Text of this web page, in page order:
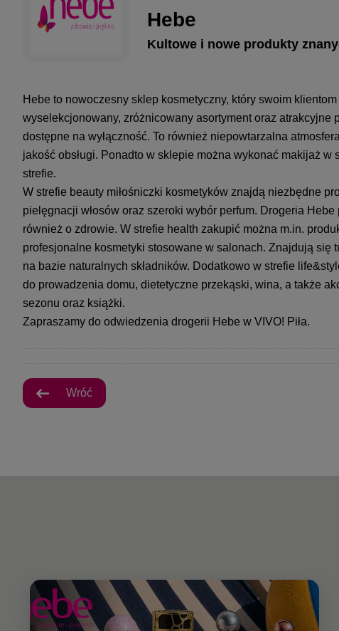
Hebe
Kultowe i nowe produkty
Hebe to nowoczesny sklep kosmetyczny, który swoim
wyselekcjonowany, zróżnicowany asortyment oraz atrakcyjne
dostępne na wyłączność. To również niepowtarzalna
jakość obsługi. Ponadto w sklepie można wykonać makijaż
strefie.
W strefie beauty miłośniczki kosmetyków znajdą niezbędne
pielęgnacji włosów oraz szeroki wybór perfum. Drogeria
również o zdrowie. W strefie health zakupić można m.in.
profesjonalne kosmetyki stosowane w salonach. Znajdują się
na bazie naturalnych składników. Dodatkowo w strefie
do prowadzenia domu, dietetyczne przekąski, wina, a także
sezonu oraz książki.
Zapraszamy do odwiedzenia drogerii Hebe w VIVO! Piła.
Wróć